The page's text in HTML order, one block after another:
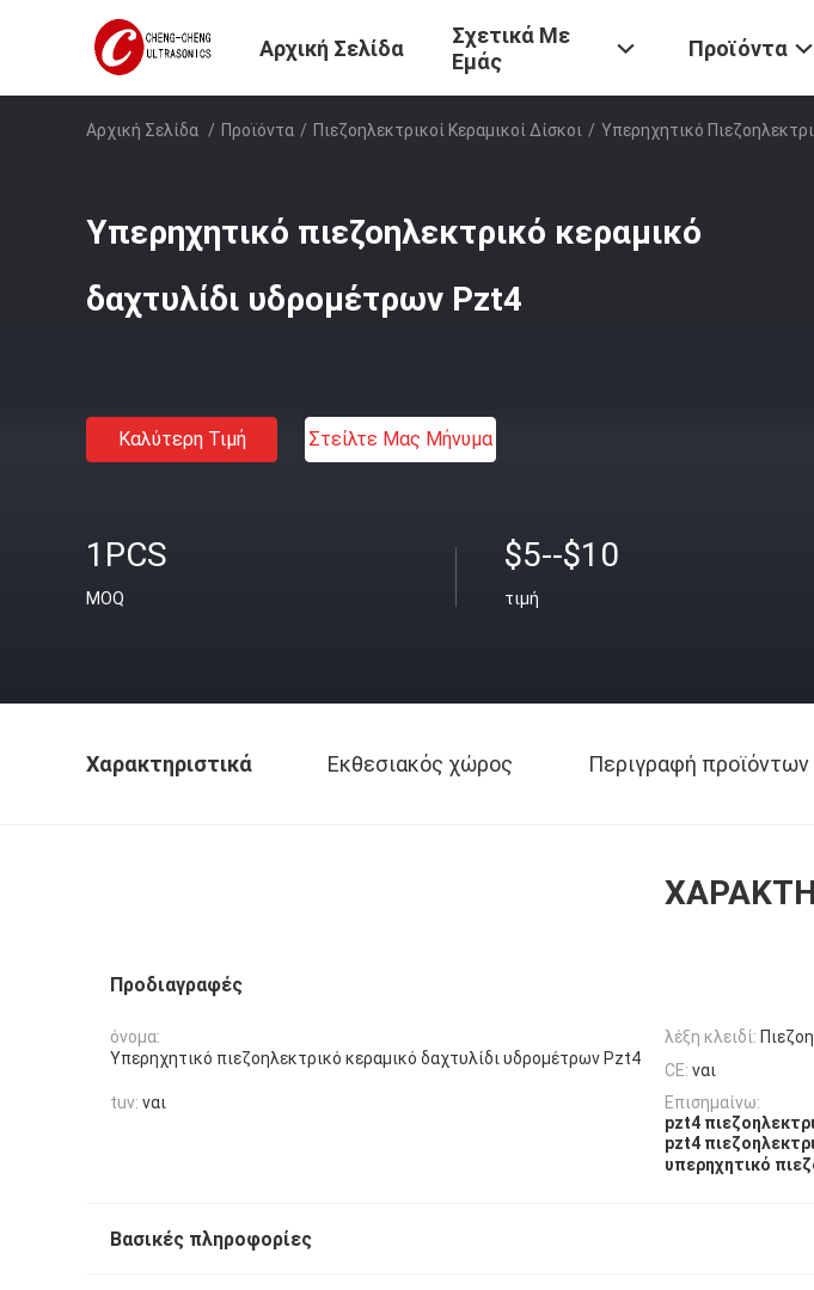
Αρχική Σελίδα
Σχετικά Με
Εμάς
Προϊόντα
Αρχική Σελίδα / Προϊόντα / Πιεζοηλεκτρικοί Κεραμικοί Δίσκοι / Υπερηχητικό
Υπερηχητικό πιεζοηλεκτρικό κεραμικό
δαχτυλίδι υδρομέτρων Pzt4
Καλύτερη Τιμή Στείλτε Μας Μήνυμα
1PCS
MOQ
$5--$10
τιμή
Χαρακτηριστικά Εκθεσιακός χώρος Περιγραφή προϊόντων
Προδιαγραφές
όνομα:
Υπερηχητικό πιεζοηλεκτρικό κεραμικό δαχτυλίδι υδρομέτρων Pzt4
λέξη κλειδί:
CE: ναι
tuv: ναι
Επισημαίνω:
pzt4
pzt4
υπερηχητικό
Βασικές πληροφορίες